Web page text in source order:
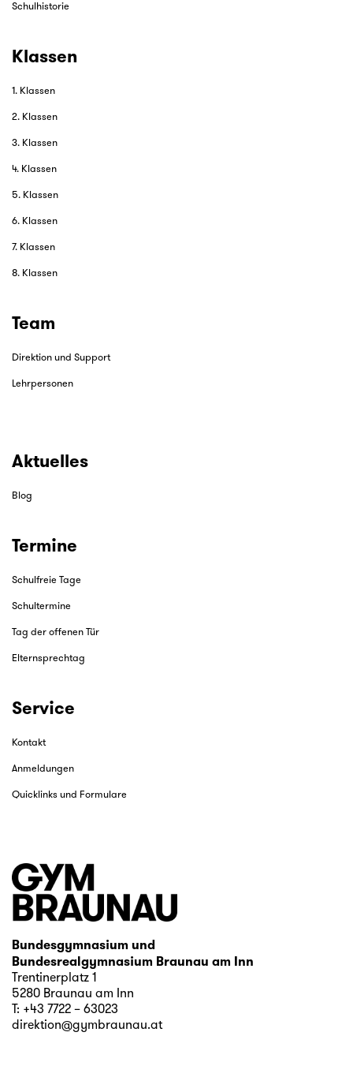
Schulhistorie
Klassen
1. Klassen
2. Klassen
3. Klassen
4. Klassen
5. Klassen
6. Klassen
7. Klassen
8. Klassen
Team
Direktion und Support
Lehrpersonen
Aktuelles
Blog
Termine
Schulfreie Tage
Schultermine
Tag der offenen Tür
Elternsprechtag
Service
Kontakt
Anmeldungen
Quicklinks und Formulare
Bundesgymnasium und
Bundesrealgymnasium Braunau am Inn
Trentinerplatz 1
5280 Braunau am Inn
T: +43 7722 – 63023
direktion@gymbraunau.at